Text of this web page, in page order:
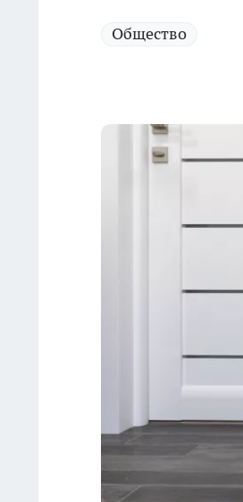
Общество